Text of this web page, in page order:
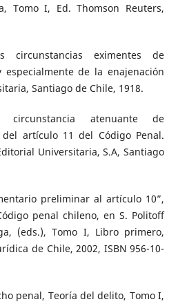
Tomo I, Ed. Thomson Reuters,
eximentes de
de la enajenación
Santiago de Chile, 1918.
atenuante de
artículo 11 del Código Penal.
Universitaria, S.A, Santiago
preliminar al artículo 10”,
penal chileno, en S. Politoff
(eds.), Tomo I, Libro primero,
de Chile, 2002, ISBN 956-10-
penal, Teoría del delito, Tomo I,